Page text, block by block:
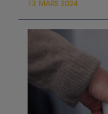
13 MARS 2024